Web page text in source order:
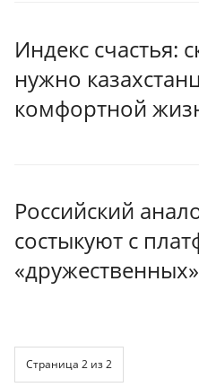
Индекс счастья:
нужно
комфортной
Российский
состыкуют с
Страница 2 из 2